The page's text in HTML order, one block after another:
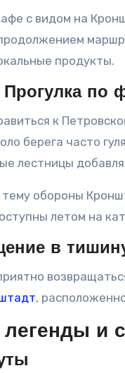
с видом на
продукты.
по
к
берега часто
лестницы
тему обороны
летом на
в
,
и